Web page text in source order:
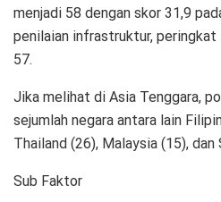
menjadi 58 dengan skor 31,9
penilaian infrastruktur,
57.
Jika melihat di Asia Tenggara,
sejumlah negara antara lain
Thailand (26), Malaysia (15), dan
Sub Faktor